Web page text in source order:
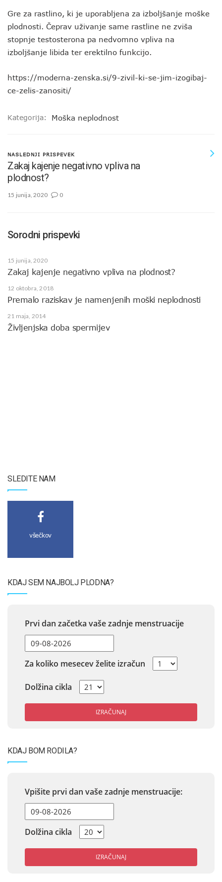
Gre za rastlino, ki je uporabljena za izboljšanje moške
plodnosti. Čeprav uživanje same rastline ne zviša
stopnje testosterona pa nedvomno vpliva na
izboljšanje libida ter erektilno funkcijo.
https://moderna-zenska.si/9-zivil-ki-se-jim-izogibaj-
ce-zelis-zanositi/
Kategorija: Moška neplodnost
NASLEDNJI PRISPEVEK
Zakaj kajenje negativno vpliva na
plodnost?
15 junija, 2020 0
Sorodni prispevki
15 junija, 2020
Zakaj kajenje negativno vpliva na plodnost?
12 oktobra, 2018
Premalo raziskav je namenjenih moški neplodnosti
21 maja, 2014
Življenjska doba spermijev
SLEDITE NAM
všečkov
KDAJ SEM NAJBOLJ PLODNA?
Prvi dan začetka vaše zadnje menstruacije
Za koliko mesecev želite izračun
Dolžina cikla
IZRAČUNAJ
KDAJ BOM RODILA?
Vpišite prvi dan vaše zadnje menstruacije:
Dolžina cikla
IZRAČUNAJ